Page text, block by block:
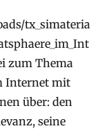
tx_simateria
zum Thema
Internet mit
über: den
seine